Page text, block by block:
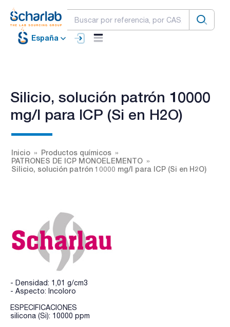
España
Silicio, solución patrón 10000
mg/l para ICP (Si en H2O)
Inicio
Productos químicos
PATRONES DE ICP MONOELEMENTO
Silicio, solución patrón 10000 mg/l para ICP (Si en H2O)
- Densidad: 1,01 g/cm3
- Aspecto: Incoloro
ESPECIFICACIONES
silicona (Si): 10000 ppm